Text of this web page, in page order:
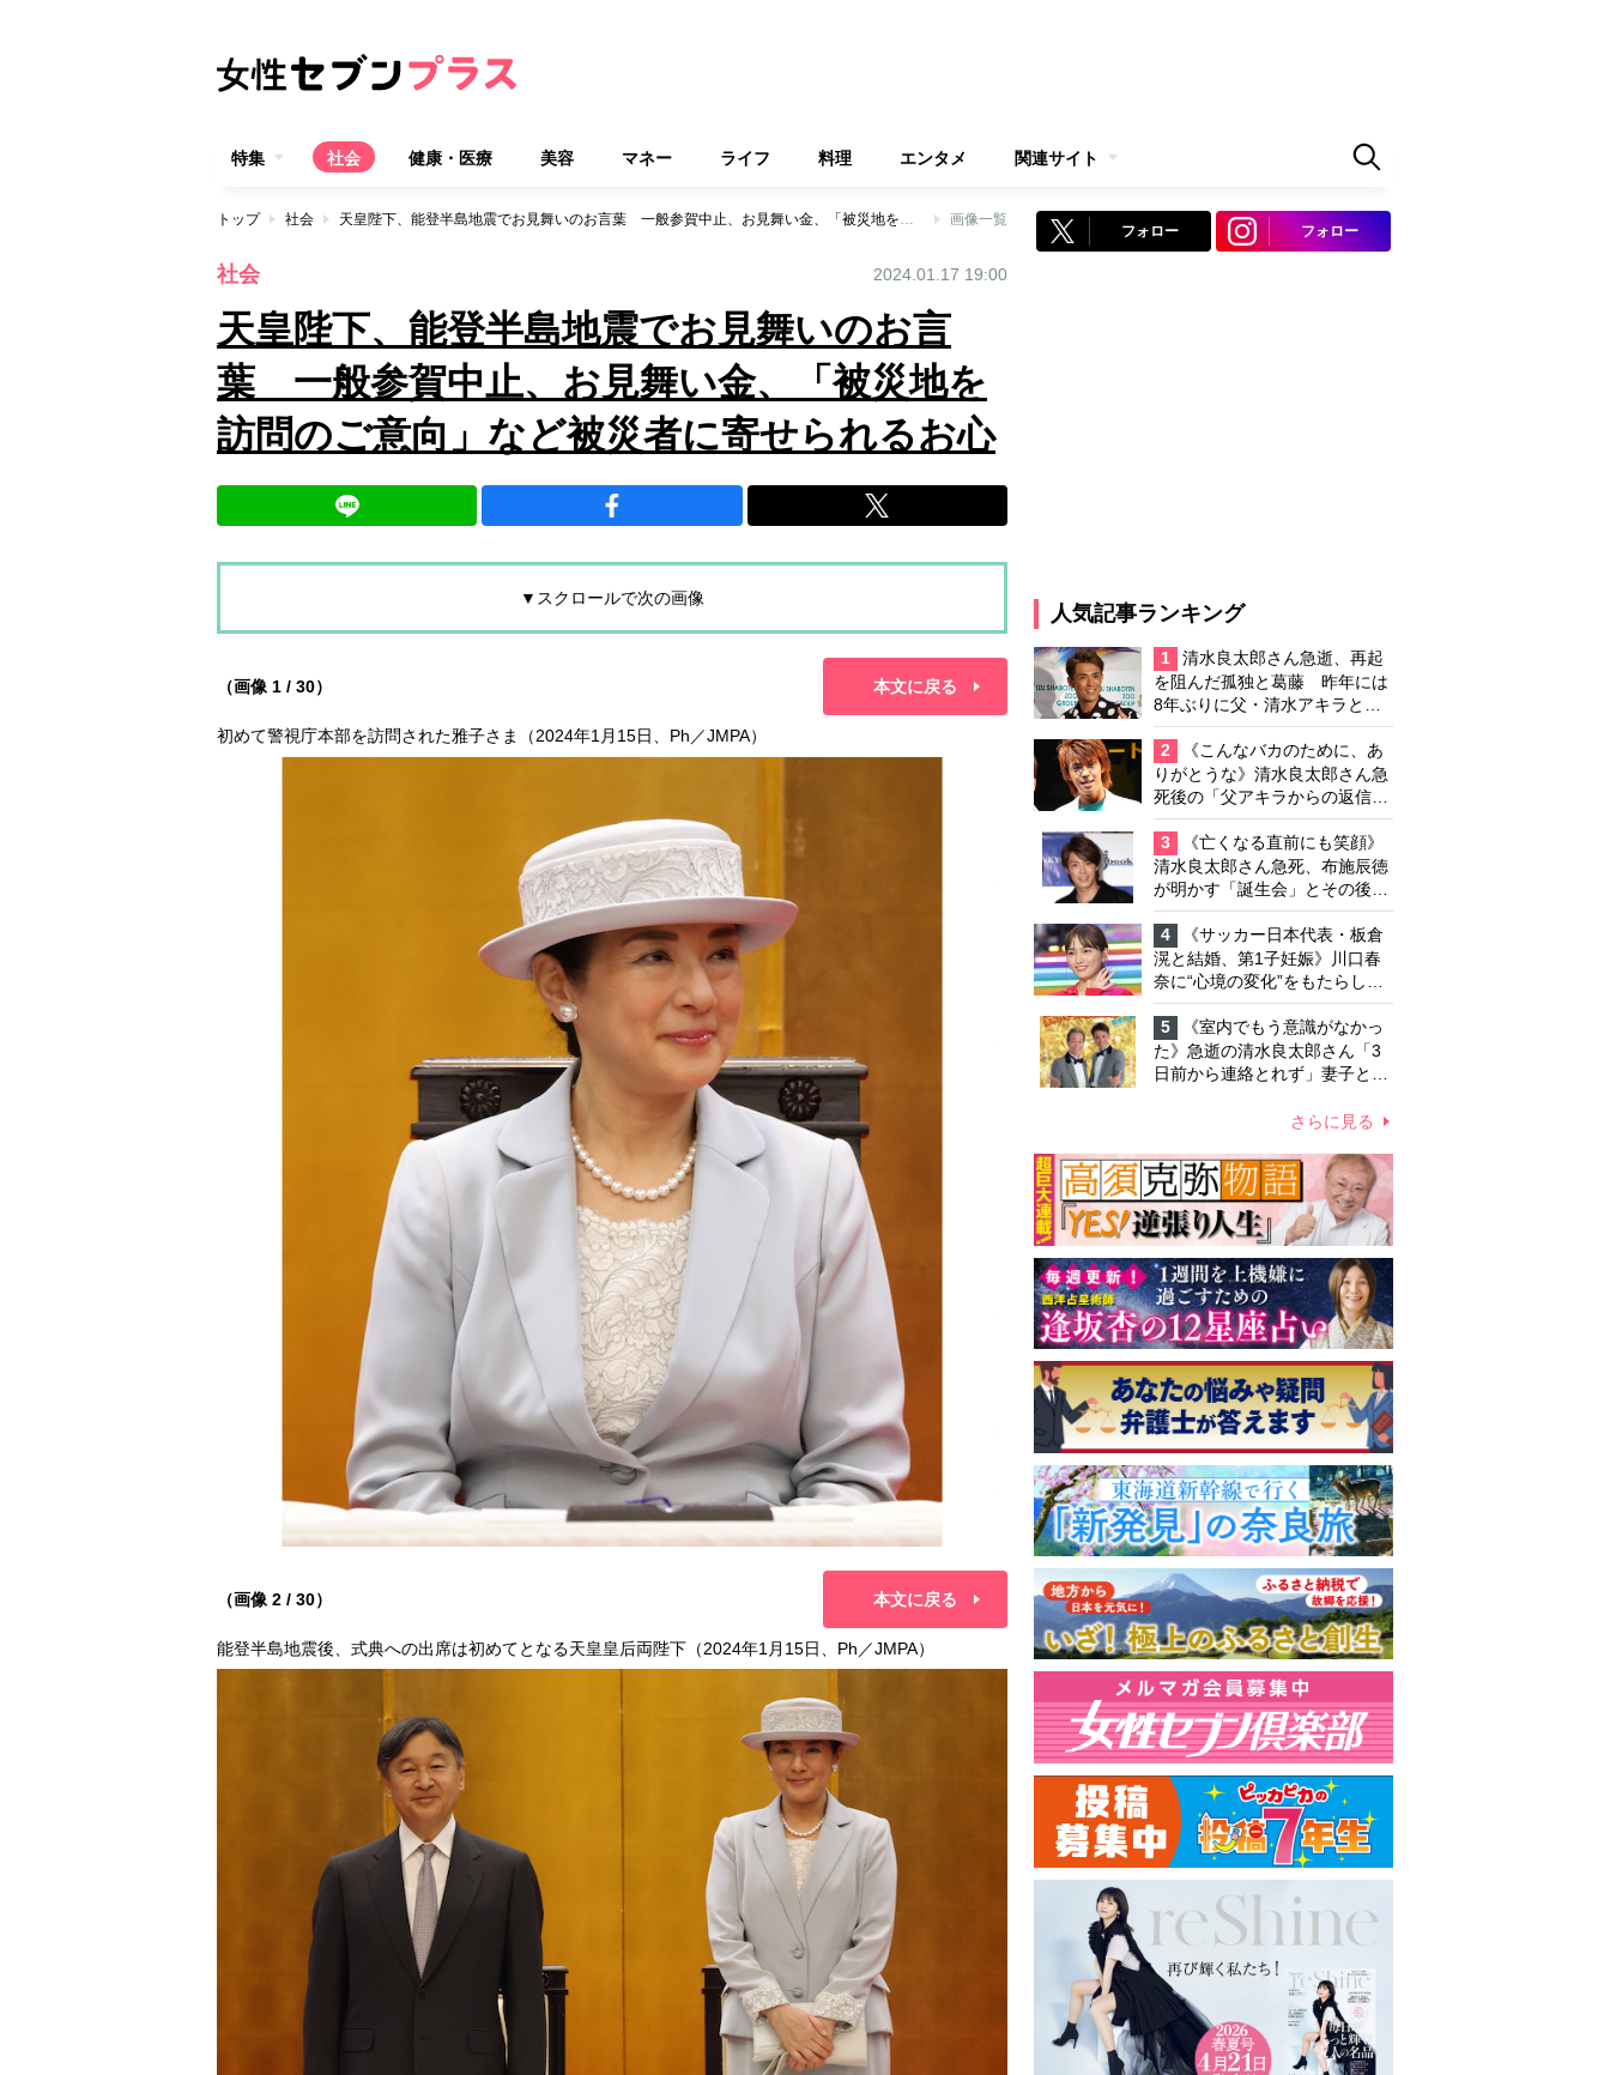
特集 社会 健康・医療 美容 マネー ライフ 料理 エンタメ 関連サイト
トップ 社会 天皇陛下、能登半島地震でお見舞いのお言葉 一般参賀中止、お見舞い金、「被災地を訪問のご意向」など被災者に寄せられるお心 画像一覧
社会 2024.01.17 19:00
天皇陛下、能登半島地震でお見舞いのお言
葉 一般参賀中止、お見舞い金、「被災地を
訪問のご意向」など被災者に寄せられるお心
▼スクロールで次の画像
（画像 1 / 30） 本文に戻る
初めて警視庁本部を訪問された雅子さま（2024年1月15日、Ph／JMPA）
（画像 2 / 30） 本文に戻る
能登半島地震後、式典への出席は初めてとなる天皇皇后両陛下（2024年1月15日、Ph／JMPA）
フォロー フォロー
人気記事ランキング
1
清水良太郎さん急逝、再起
を阻んだ孤独と葛藤 昨年には
8年ぶりに父・清水アキラと共
演、本格的な活動再開に向かっ
ていたが…周囲が懸念していた
「不安定なところ」
2
《こんなバカのために、あ
りがとうな》清水良太郎さん急
死後の「父アキラからの返信」
布施辰徳が涙で明かす「順番が
違う」
3
《亡くなる直前にも笑顔》
清水良太郎さん急死、布施辰徳
が明かす「誕生会」とその後の
メッセージ
4
《サッカー日本代表・板倉
滉と結婚、第1子妊娠》川口春
奈に“心境の変化”をもたらした
主演映画『ママせか』 身を削
って「がんに蝕まれる母」を演
じた壮絶な撮影現場
5
《室内でもう意識がなかっ
た》急逝の清水良太郎さん「3
日前から連絡とれず」妻子とは
さらに見る